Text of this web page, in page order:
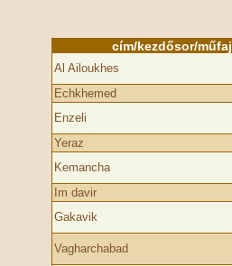
cím/kezdősor/műfaj
Al Ailoukhes
Echkhemed
Enzeli
Yeraz
Kemancha
Im davir
Gakavik
Vagharchabad